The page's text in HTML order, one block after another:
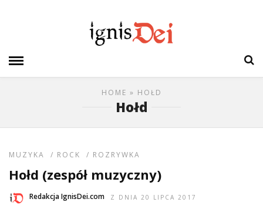
HOME » HOŁD
Hołd
MUZYKA / ROCK / ROZRYWKA
Hołd (zespół muzyczny)
Redakcja IgnisDei.com Z DNIA 20 LIPCA 2017